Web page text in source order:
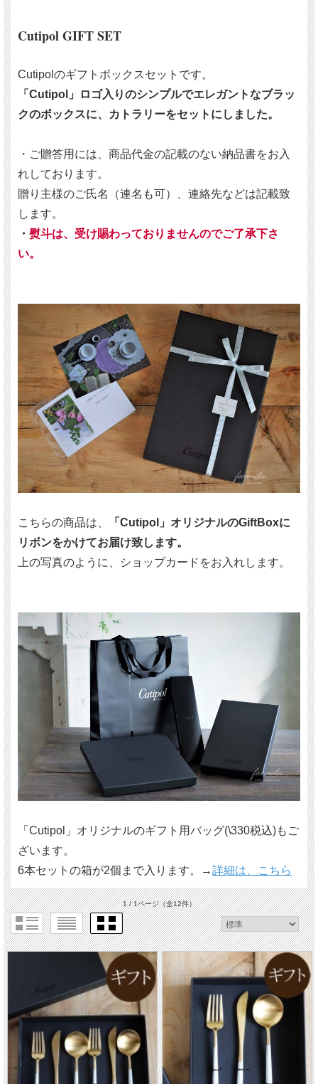
Cutipol GIFT SET
Cutipolのギフトボックスセットです。
「Cutipol」ロゴ入りのシンプルでエレガントなブラッ
クのボックスに、カトラリーをセットにしました。
・ご贈答用には、商品代金の記載のない納品書をお入
れしております。
贈り主様のご氏名（連名も可）、連絡先などは記載致
します。
・ 熨斗は、受け賜わっておりませんのでご了承下さ
い。
こちらの商品は、
「Cutipol」オリジナルのGiftBoxに
リボンをかけてお届け致します。
上の写真のように、ショップカードをお入れします。
「Cutipol」オリジナルのギフト用バッグ(\330税込)もご
ざいます。
6本セットの箱が2個まで入ります。→詳細は、こちら
1 / 1ページ（全12件）